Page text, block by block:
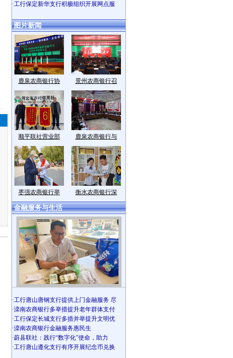
·工行保定新华支行积极组织开展网点服
图片新闻
鹿泉农商银行协 景州农商银行召
顺平联社营业部 鹿泉农商银行与
枣强农商银行举 衡水农商银行深
金融服务与生活
·工行唐山唐钢支行提供上门金融服务 尽
·滦南农商银行多举措提升老年群体支付
·工行保定长城支行多措并举提升文明优
·滦南农商银行金融服务惠民生
·蔚县联社：践行“数字化”使命，助力
·工行唐山遵化支行有序开展纪念币兑换